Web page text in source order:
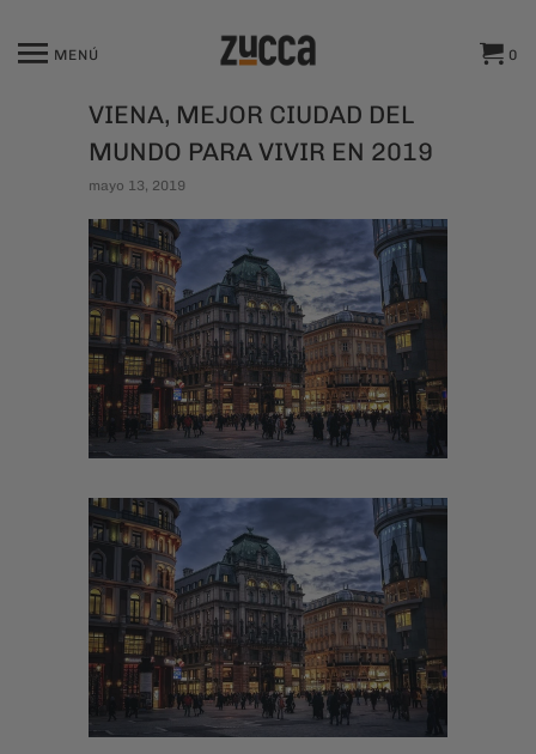
MENÚ 0
VIENA, MEJOR CIUDAD DEL
MUNDO PARA VIVIR EN 2019
mayo 13, 2019